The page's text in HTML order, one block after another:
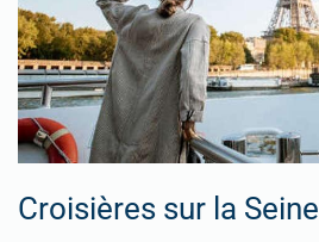
Croisières sur la Seine